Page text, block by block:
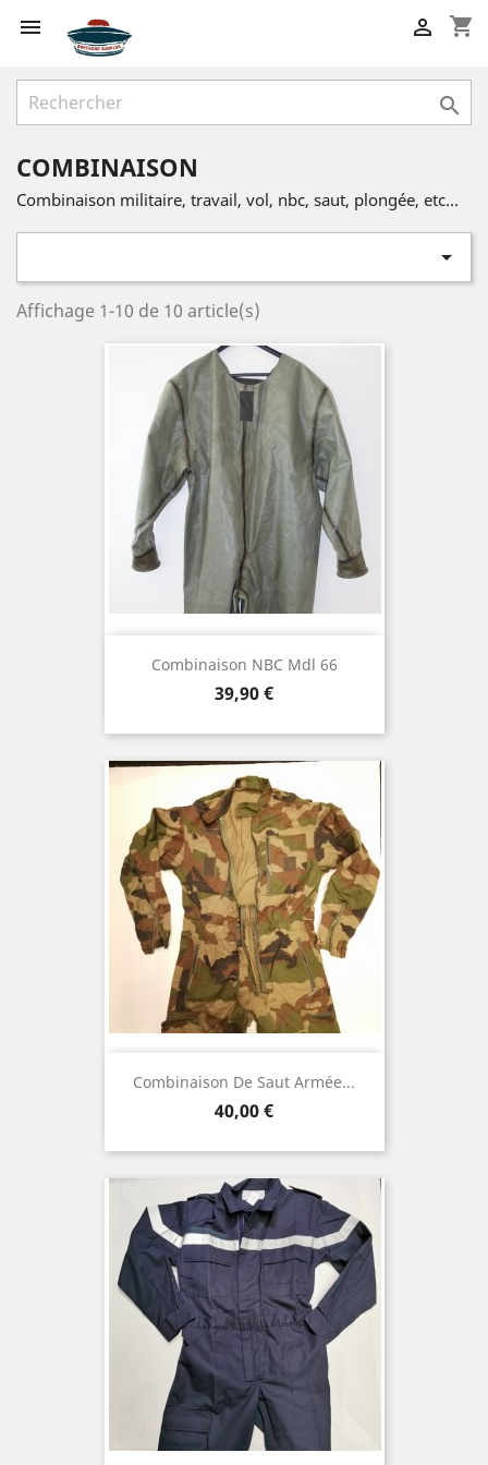
 shopping_cart


COMBINAISON
Combinaison militaire, travail, vol, nbc, saut, plongée, etc...

Affichage 1-10 de 10 article(s)
Combinaison NBC Mdl 66
Prix
39,90 €
Combinaison De Saut Armée...
Prix
40,00 €